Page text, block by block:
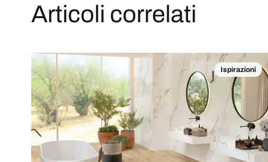
Articoli correlati
Ispirazioni